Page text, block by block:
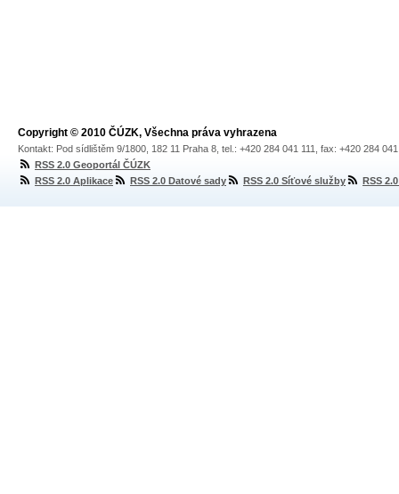
Copyright © 2010 ČÚZK, Všechna práva vyhrazena
Kontakt: Pod sídlištěm 9/1800, 182 11 Praha 8, tel.: +420 284 041 111, fax: +420 284
RSS 2.0 Geoportál ČÚZK
RSS 2.0 Aplikace
RSS 2.0 Datové sady RSS 2.0 Síťové služby RSS